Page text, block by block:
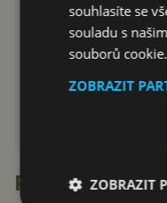
Recenze
souhlasíte se
souladu s
souborů
ZOBRAZIT
ZOBRAZIT